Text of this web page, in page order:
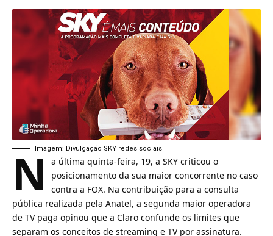
Imagem: Divulgação SKY redes sociais
N a última quinta-feira, 19, a SKY criticou o
posicionamento da sua maior concorrente no caso
contra a FOX. Na contribuição para a consulta
pública realizada pela Anatel, a segunda maior operadora
de TV paga opinou que a Claro confunde os limites que
separam os conceitos de streaming e TV por assinatura.